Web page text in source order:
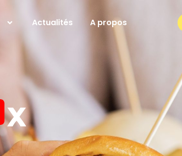
Actualités A propos
x